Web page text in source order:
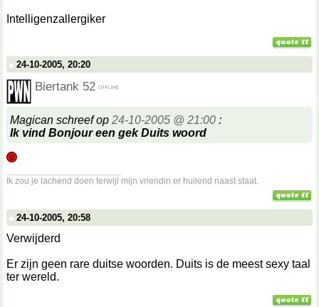
Intelligenzallergiker
24-10-2005, 20:20
Biertank 52
Magican schreef op 24-10-2005 @ 21:00 :
Ik vind Bonjour een gek Duits woord
Ik zou je lachend doen terwijl mijn vriendin er huilend naast staat.
24-10-2005, 20:58
Verwijderd
Er zijn geen rare duitse woorden. Duits is de meest sexy taal
ter wereld.